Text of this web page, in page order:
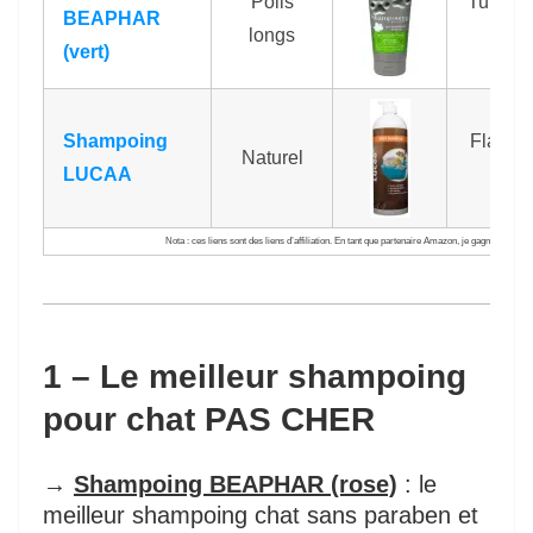
BEAPHAR
(vert)
longs
Shampoing
LUCAA
Naturel
Flacon
Nota : ces liens sont des liens d’affiliation. En tant que partenaire Amazon, je gagne des
1 – Le meilleur shampoing
pour chat PAS CHER
→ Shampoing BEAPHAR (rose) : le
meilleur shampoing chat sans paraben et